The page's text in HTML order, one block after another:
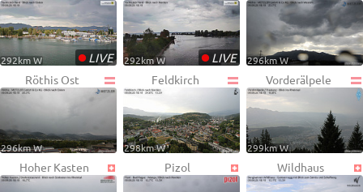
•LIVE
292km W •LIVE
292km W 296km W
Röthis Ost
296km W
Feldkirch
298km W
Vorderälpele
299km W
Hoher Kasten Pizol Wildhaus